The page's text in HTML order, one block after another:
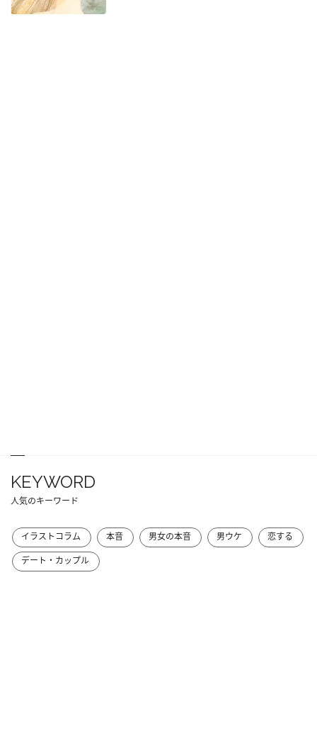
KEYWORD
人気のキーワード
イラストコラム 本音 男女の本音 男ウケ
恋する
デート・カップル